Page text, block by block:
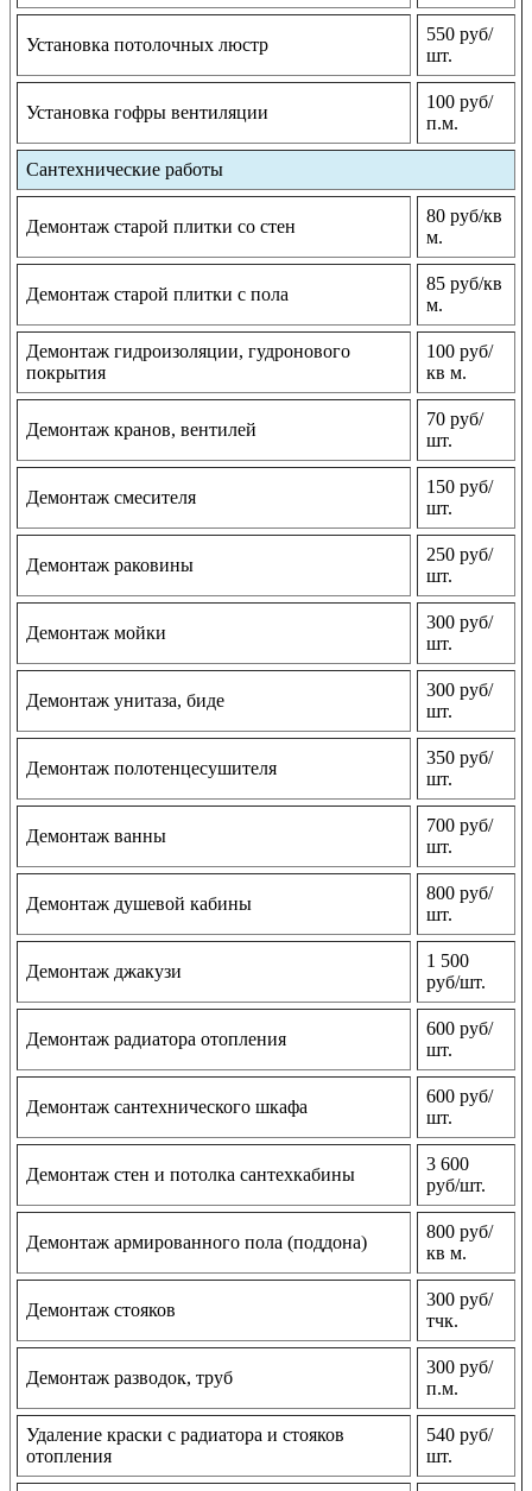
Установка потолочных люстр
550 руб/
шт.
Установка гофры вентиляции
100 руб/
п.м.
Сантехнические работы
Демонтаж старой плитки со стен
80 руб/кв
м.
Демонтаж старой плитки с пола
85 руб/кв
м.
Демонтаж гидроизоляции, гудронового
покрытия
100 руб/
кв м.
Демонтаж кранов, вентилей
70 руб/
шт.
Демонтаж смесителя
150 руб/
шт.
Демонтаж раковины
250 руб/
шт.
Демонтаж мойки
300 руб/
шт.
Демонтаж унитаза, биде
300 руб/
шт.
Демонтаж полотенцесушителя
350 руб/
шт.
Демонтаж ванны
700 руб/
шт.
Демонтаж душевой кабины
800 руб/
шт.
Демонтаж джакузи
1 500
руб/шт.
Демонтаж радиатора отопления
600 руб/
шт.
Демонтаж сантехнического шкафа
600 руб/
шт.
Демонтаж стен и потолка сантехкабины
3 600
руб/шт.
Демонтаж армированного пола (поддона)
800 руб/
кв м.
Демонтаж стояков
300 руб/
тчк.
Демонтаж разводок, труб
300 руб/
п.м.
Удаление краски с радиатора и стояков
отопления
540 руб/
шт.